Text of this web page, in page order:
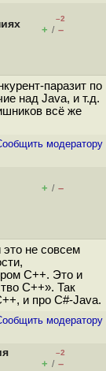
–2
+ / –
паразит по
над Java, и т.д.
всё же
модератору
+ / –
не совсем
C++. Это и
C++». Так
и про C#-Java.
модератору
–2
+ / –